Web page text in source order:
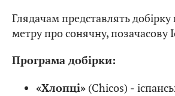
Глядачам представлять добірку
метру про сонячну, позачасову
Програма добірки:
«Хлопці» (Chicos) ‒